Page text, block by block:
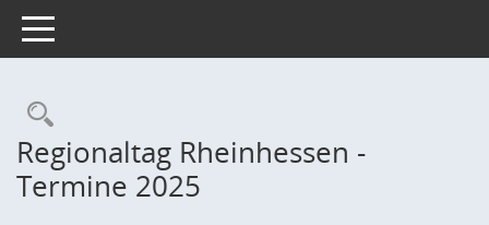
Toggle navigation
Rechercheauswahl
Regionaltag Rheinhessen -
Termine 2025